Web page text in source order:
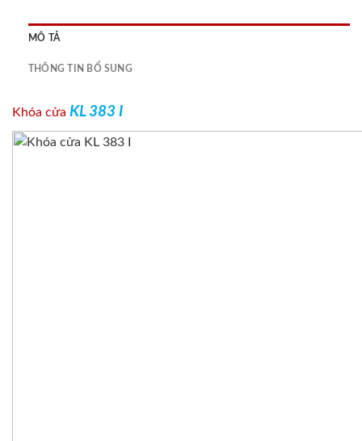
MÔ TẢ
THÔNG TIN BỔ SUNG
Khóa cửa KL 383 I